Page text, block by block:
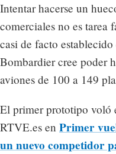
Intentar hacerse un
comerciales no es
casi de facto
Bombardier cree poder
aviones de 100 a 149
El primer prototipo voló
RTVE.es en Primer
un nuevo competidor